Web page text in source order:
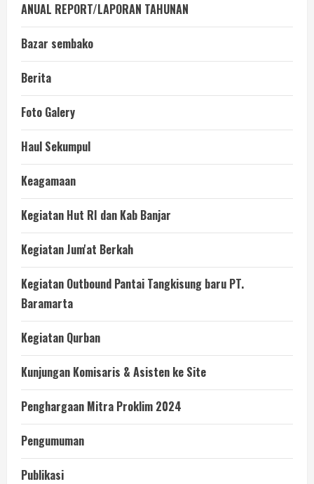
ANUAL REPORT/LAPORAN TAHUNAN
Bazar sembako
Berita
Foto Galery
Haul Sekumpul
Keagamaan
Kegiatan Hut RI dan Kab Banjar
Kegiatan Jum'at Berkah
Kegiatan Outbound Pantai Tangkisung baru PT.
Baramarta
Kegiatan Qurban
Kunjungan Komisaris & Asisten ke Site
Penghargaan Mitra Proklim 2024
Pengumuman
Publikasi